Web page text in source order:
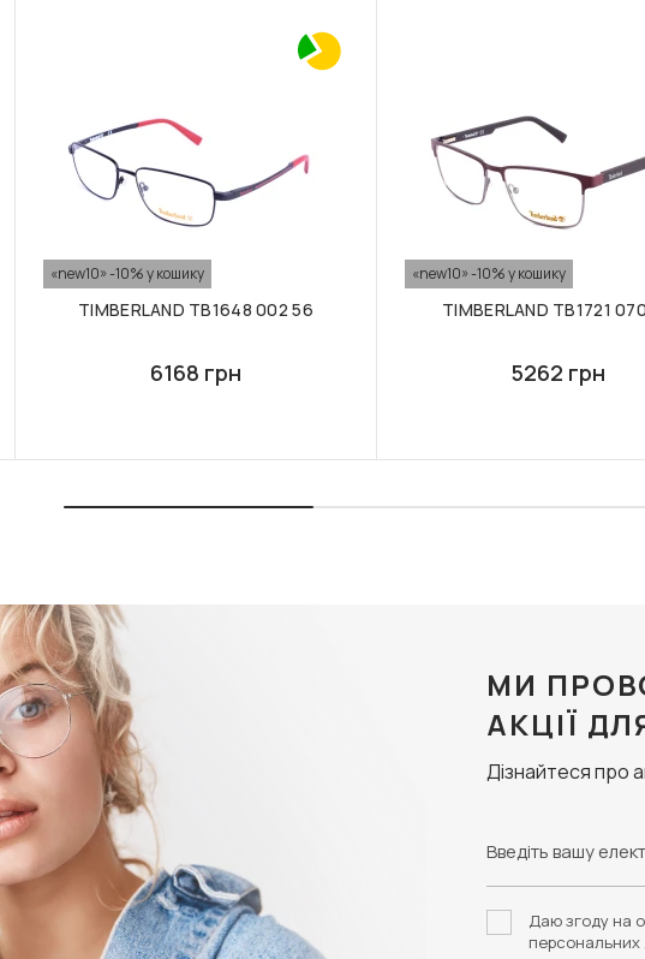
«new10» -10% у кошику
TIMBERLAND TB1648 002 56
6168 грн
«new10» -10% у кошику
TIMBERLAND TB1721
5262 грн
МИ
АКЦІЇ
Дізнайтеся про
Даю згоду на